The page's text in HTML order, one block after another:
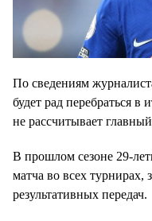
По сведениям
будет рад перебраться в
не рассчитывает
В прошлом сезоне 29-
матча во всех турнирах,
результативных передач.